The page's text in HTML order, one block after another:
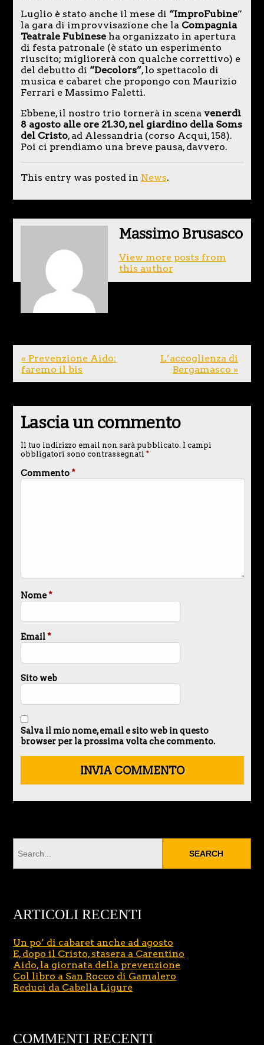
Luglio è stato anche il mese di “ImproFubine”
la gara di improvvisazione che la Compagnia
Teatrale Fubineseha organizzato in apertura
di festa patronale (è stato un esperimento
riuscito; migliorerà con qualche correttivo) e
del debutto di “Decolors”, lo spettacolo di
musica e cabaret che propongo con Maurizio
Ferrari e Massimo Faletti.
Ebbene, il nostro trio tornerà in scenavenerdì
8 agosto alle ore 21.30, nel giardino della Soms
del Cristo, ad Alessandria (corso Acqui, 158).
Poi ci prendiamo una breve pausa, davvero.
This entry was posted in News.
Massimo Brusasco
View more posts from
this author
« Prevenzione Aido:
faremo il bis
L’accoglienza di
Bergamasco »
Lascia un commento
Il tuo indirizzo email non sarà pubblicato. I campi
obbligatori sono contrassegnati *
Commento*
Nome*
Email*
Sito web
Salva il mio nome, email e sito web in questo
browser per la prossima volta che commento.
ARTICOLI RECENTI
Un po’ di cabaret anche ad agosto
E, dopo il Cristo, stasera a Carentino
Aido, la giornata della prevenzione
Col libro a San Rocco di Gamalero
Reduci da Cabella Ligure
COMMENTI RECENTI